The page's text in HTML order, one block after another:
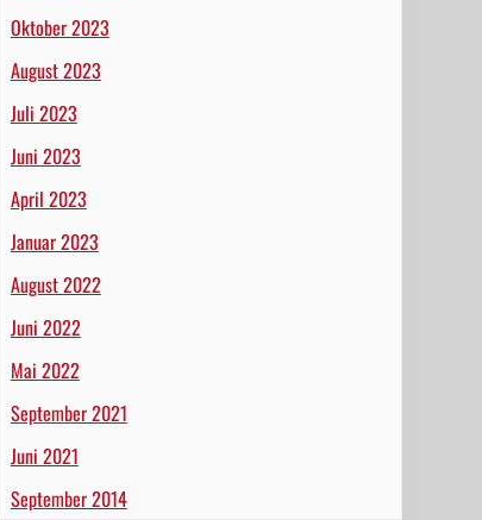
Oktober 2023
August 2023
Juli 2023
Juni 2023
April 2023
Januar 2023
August 2022
Juni 2022
Mai 2022
September 2021
Juni 2021
September 2014